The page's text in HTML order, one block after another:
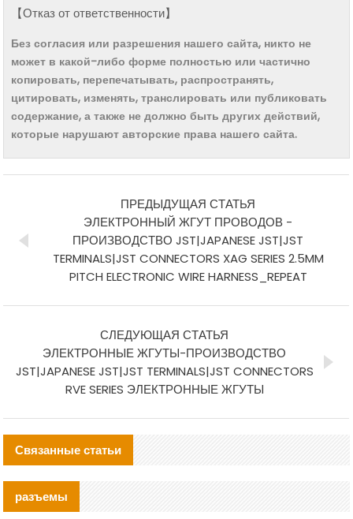
【Отказ от ответственности】
Без согласия или разрешения нашего сайта, никто не
может в какой-либо форме полностью или частично
копировать, перепечатывать, распространять,
цитировать, изменять, транслировать или публиковать
содержание, а также не должно быть других действий,
которые нарушают авторские права нашего сайта.
ПРЕДЫДУЩАЯ СТАТЬЯ
ЭЛЕКТРОННЫЙ ЖГУТ ПРОВОДОВ -
ПРОИЗВОДСТВО JST|JAPANESE JST|JST
TERMINALS|JST CONNECTORS XAG SERIES 2.5MM
PITCH ELECTRONIC WIRE HARNESS_REPEAT
СЛЕДУЮЩАЯ СТАТЬЯ
ЭЛЕКТРОННЫЕ ЖГУТЫ-ПРОИЗВОДСТВО
JST|JAPANESE JST|JST TERMINALS|JST CONNECTORS
RVE SERIES ЭЛЕКТРОННЫЕ ЖГУТЫ
Связанные статьи
разъемы